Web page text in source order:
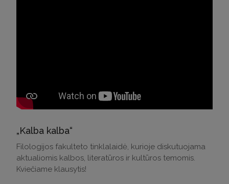
„Kalba kalba“
Filologijos fakulteto tinklalaidė, kurioje diskutuojama
aktualiomis kalbos, literatūros ir kultūros temomis.
Kviečiame klausytis!